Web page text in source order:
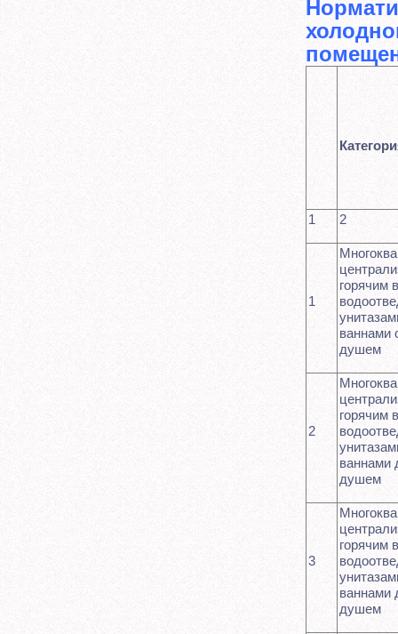
1 2
1
горячим
ваннами
душем
2
горячим
ваннами
душем
3
горячим
ваннами
душем